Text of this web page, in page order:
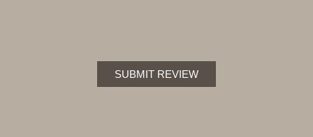
SUBMIT REVIEW